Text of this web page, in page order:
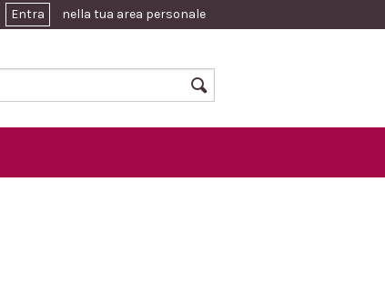
Entra nella tua area personale